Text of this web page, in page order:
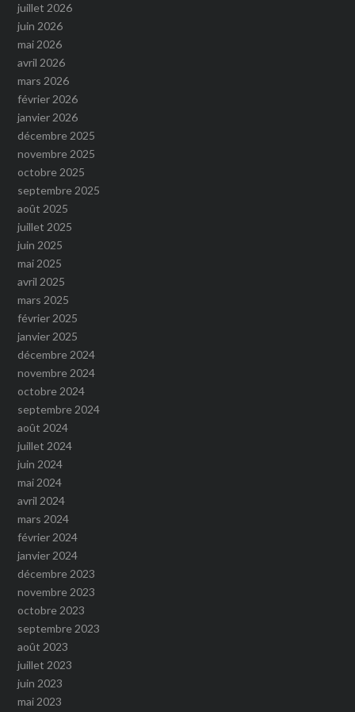
juillet 2026
juin 2026
mai 2026
avril 2026
mars 2026
février 2026
janvier 2026
décembre 2025
novembre 2025
octobre 2025
septembre 2025
août 2025
juillet 2025
juin 2025
mai 2025
avril 2025
mars 2025
février 2025
janvier 2025
décembre 2024
novembre 2024
octobre 2024
septembre 2024
août 2024
juillet 2024
juin 2024
mai 2024
avril 2024
mars 2024
février 2024
janvier 2024
décembre 2023
novembre 2023
octobre 2023
septembre 2023
août 2023
juillet 2023
juin 2023
mai 2023